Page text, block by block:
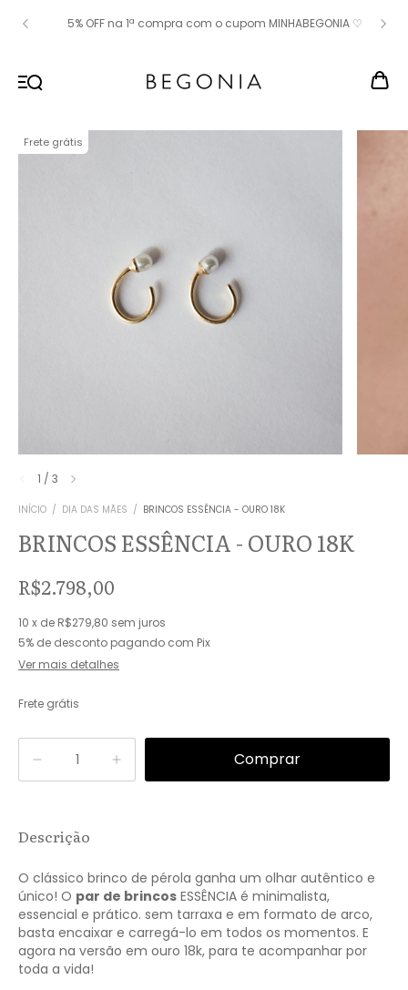
5% OFF na 1ª compra com o cupom MINHABEGONIA ♡
Frete grátis
1 / 3
INÍCIO / DIA DAS MÃES / BRINCOS ESSÊNCIA - OURO 18K
BRINCOS ESSÊNCIA - OURO 18K
R$2.798,00
10 x de R$279,80 sem juros
5% de desconto pagando com Pix
Ver mais detalhes
Frete grátis
Descrição
O clássico brinco de pérola ganha um olhar autêntico e
único! O par de brincos ESSÊNCIA é minimalista,
essencial e prático. sem tarraxa e em formato de arco,
basta encaixar e carregá-lo em todos os momentos. E
agora na versão em ouro 18k, para te acompanhar por
toda a vida!